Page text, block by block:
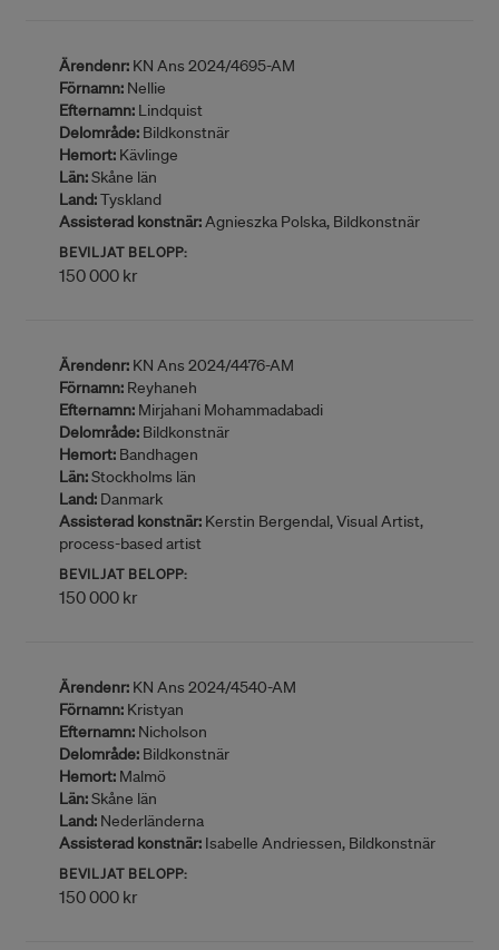
Ärendenr: KN Ans 2024/4695-AM
Förnamn: Nellie
Efternamn: Lindquist
Delområde: Bildkonstnär
Hemort: Kävlinge
Län:Skåne län
Land:Tyskland
Assisterad konstnär:Agnieszka Polska, Bildkonstnär
BEVILJAT BELOPP:
150 000 kr
Ärendenr: KN Ans 2024/4476-AM
Förnamn: Reyhaneh
Efternamn: Mirjahani Mohammadabadi
Delområde: Bildkonstnär
Hemort: Bandhagen
Län:Stockholms län
Land: Danmark
Assisterad konstnär: Kerstin Bergendal, Visual Artist,
process-based artist
BEVILJAT BELOPP:
150 000 kr
Ärendenr: KN Ans 2024/4540-AM
Förnamn: Kristyan
Efternamn: Nicholson
Delområde: Bildkonstnär
Hemort: Malmö
Län:Skåne län
Land: Nederländerna
Assisterad konstnär: Isabelle Andriessen, Bildkonstnär
BEVILJAT BELOPP:
150 000 kr